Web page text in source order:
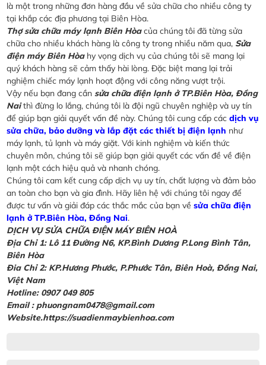
là một trong những đơn hàng đầu về sửa chữa cho nhiều công ty
tại khắp các địa phương tại Biên Hòa.
Thợ sửa chữa máy lạnh Biên Hòacủa chúng tôi đã từng sửa
chữa cho nhiều khách hàng là công ty trong nhiều năm qua, Sửa
điện máy Biên Hòahy vọng dịch vụ của chúng tôi sẽ mang lại
quý khách hàng sẽ cảm thấy hài lòng. Đặc biệt mang lại trải
nghiệm chiếc máy lạnh hoạt động với công năng vượt trội.
Vậy nếu bạn đang cầnsửa chữa điện lạnh ở TP.Biên Hòa, Đồng
Naithì đừng lo lắng, chúng tôi là đội ngũ chuyên nghiệp và uy tín
để giúp bạn giải quyết vấn đề này. Chúng tôi cung cấp cácdịch vụ
sửa chữa, bảo dưỡng và lắp đặt các thiết bị điện lạnh như
máy lạnh, tủ lạnh và máy giặt. Với kinh nghiệm và kiến thức
chuyên môn, chúng tôi sẽ giúp bạn giải quyết các vấn đề về điện
lạnh một cách hiệu quả và nhanh chóng.
Chúng tôi cam kết cung cấp dịch vụ uy tín, chất lượng và đảm bảo
an toàn cho bạn và gia đình. Hãy liên hệ với chúng tôi ngay để
được tư vấn và giải đáp các thắc mắc của bạn vềsửa chữa điện
lạnh ở TP.Biên Hòa, Đồng Nai.
DỊCH VỤ SỬA CHỮA ĐIỆN MÁY BIÊN HOÀ
Địa Chỉ 1: Lô 11 Đường N6, KP.Bình Dương P.Long Bình Tân,
Biên Hòa
Đia Chỉ 2: KP.Hương Phước, P.Phước Tân, Biên Hoà, Đồng Nai,
Việt Nam
Hotline: 0907 049 805
Email : phuongnam0478@gmail.com
Website.https://suadienmaybienhoa.com